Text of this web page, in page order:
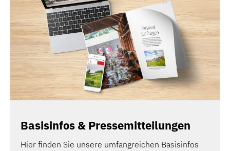
Basisinfos & Pressemitteilungen
Hier finden Sie unsere umfangreichen Basisinfos